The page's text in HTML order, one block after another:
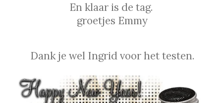
En klaar is de tag.
groetjes Emmy
Dank je wel Ingrid voor het testen.